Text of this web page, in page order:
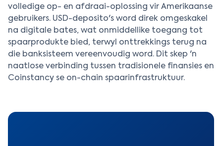
volledige op- en afdraai-oplossing vir Amerikaanse
gebruikers. USD-deposito's word direk omgeskakel
na digitale bates, wat onmiddellike toegang tot
spaarprodukte bied, terwyl onttrekkings terug na
die banksisteem vereenvoudig word. Dit skep 'n
naatlose verbinding tussen tradisionele finansies en
Coinstancy se on-chain spaarinfrastruktuur.